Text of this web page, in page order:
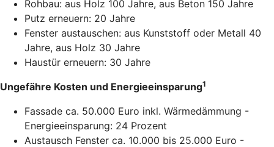
Rohbau: aus Holz 100 Jahre, aus Beton 150 Jahre
Putz erneuern: 20 Jahre
Fenster austauschen: aus Kunststoff oder Metall 40
Jahre, aus Holz 30 Jahre
Haustür erneuern: 30 Jahre
Ungefähre Kosten und Energieeinsparung1
Fassade ca. 50.000 Euro inkl. Wärmedämmung -
Energieeinsparung: 24 Prozent
Austausch Fenster ca. 10.000 bis 25.000 Euro -